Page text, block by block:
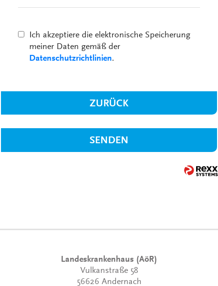
Ich akzeptiere die elektronische Speicherung
meiner Daten gemäß der
Datenschutzrichtlinien.
ZURÜCK
SENDEN
Landeskrankenhaus (AöR)
Vulkanstraße 58
56626 Andernach